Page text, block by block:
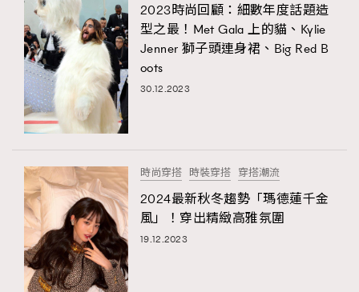
Grooming&Fitness 38
HommesFashion 2
HommeStyle
NoBagNoLife
VAxChowSangSang
WatchesWonder&Beyond
WatchesWonder&Beyond 1
向ChanelN°5致敬
#FigaroIssue 專訪陳漢娜Hanna與Takuro｜模特
情侶談愛情
2023時尚回顧：細數年度話題造
型之最！Met Gala 上的貓、Kylie
Jenner 獅子頭連身裙、Big Red B
oots
30.12.2023
時尚穿搭 時裝穿搭 穿搭潮流
2024最新秋冬趨勢「瑪德蓮千金
風」！穿出精緻高雅氛圍
19.12.2023